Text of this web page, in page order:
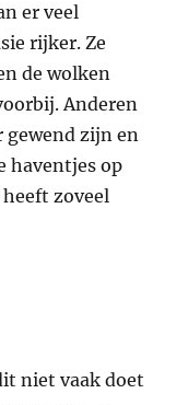
er veel
rijker. Ze
de wolken
Anderen
gewend zijn en
haventjes op
zoveel
niet vaak doet